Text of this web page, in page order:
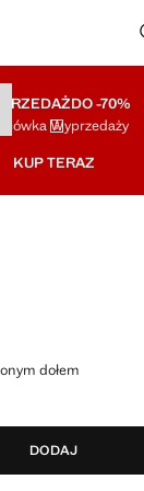
DO -70%
Wyprzedaży
KUP TERAZ
dołem
DOŁEM
DODAJ